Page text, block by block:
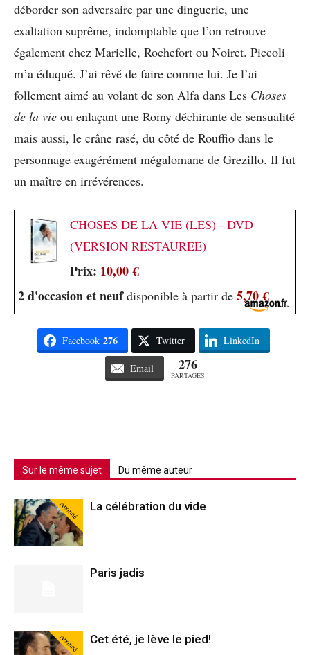
déborder son adversaire par une dinguerie, une
exaltation suprême, indomptable que l’on retrouve
également chez Marielle, Rochefort ou Noiret. Piccoli
m’a éduqué. J’ai rêvé de faire comme lui. Je l’ai
follement aimé au volant de son Alfa dans Les Choses
de la vie ou enlaçant une Romy déchirante de sensualité
mais aussi, le crâne rasé, du côté de Rouffio dans le
personnage exagérément mégalomane de Grezillo. Il fut
un maître en irrévérences.
CHOSES DE LA VIE (LES) - DVD
(VERSION RESTAUREE)
Prix: 10,00 €
2 d'occasion et neufdisponible à partir de 5,70 €
Facebook 276 Twitter LinkedIn
Email 276
PARTAGES
Sur le même sujet Du même auteur
Abonné La célébration du vide
Paris jadis
Abonné Cet été, je lève le pied!